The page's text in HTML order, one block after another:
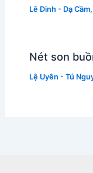
Lê Dinh - Dạ Cầm,
Nét son
Lệ Uyên - Tú